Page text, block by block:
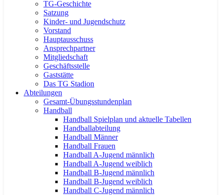
TG-Geschichte
Satzung
Kinder- und Jugendschutz
Vorstand
Hauptausschuss
Ansprechpartner
Mitgliedschaft
Geschäftsstelle
Gaststätte
Das TG Stadion
Abteilungen
Gesamt-Übungsstundenplan
Handball
Handball Spielplan und aktuelle Tabellen
Handballabteilung
Handball Männer
Handball Frauen
Handball A-Jugend männlich
Handball A-Jugend weiblich
Handball B-Jugend männlich
Handball B-Jugend weiblich
Handball C-Jugend männlich